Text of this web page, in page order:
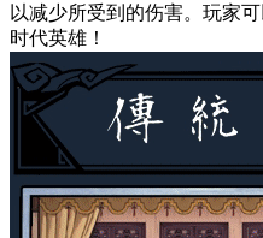
以减少所受到的伤害。玩家
时代英雄！